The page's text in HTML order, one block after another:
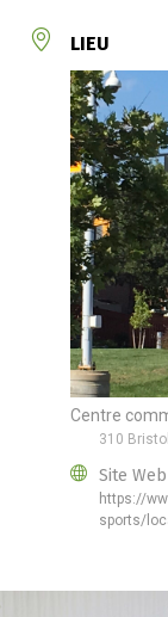
LIEU
Centre
310
Site Web
https://
sports/